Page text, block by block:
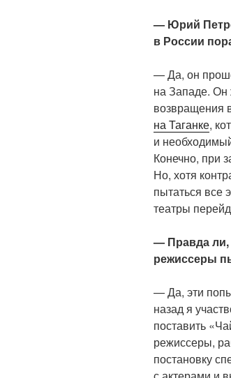
— Юрий
в России
— Да, он
на Западе. Он
возвращения
на Таганке,
и
Конечно, при
Но, хотя
пытаться все
театры
— Правда ли,
режиссеры
— Да, эти
назад я
поставить
режиссеры,
постановку